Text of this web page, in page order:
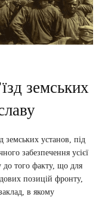
земських
земських установ, під
забезпечення усієї
до того факту, що для
позицій фронту,
в якому